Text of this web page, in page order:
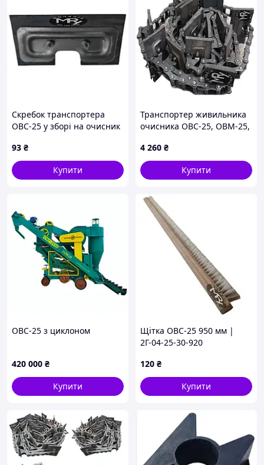
Скребок транспортера
ОВС-25 у зборі на очисник
93 ₴
Купити
Транспортер живильника
очисника ОВС-25, ОВМ-25,
Транспортер живильника
горизонтальний |
01.189.000
4 260 ₴
Купити
ОВС-25 з циклоном
420 000 ₴
Купити
Щітка ОВС-25 950 мм |
2Г-04-25-30-920
120 ₴
Купити